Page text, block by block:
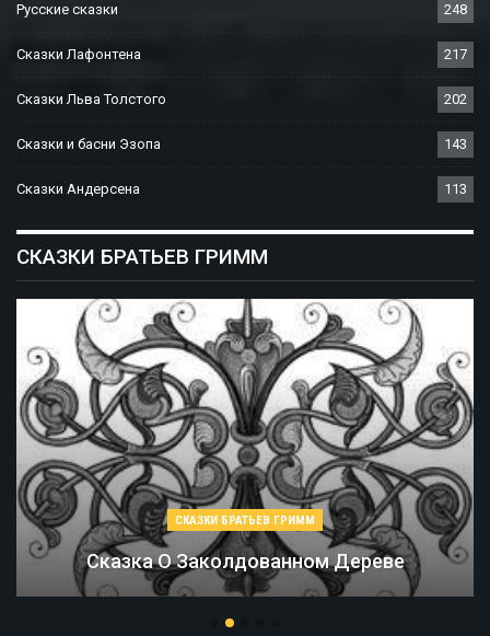
Русские сказки 248
Сказки Лафонтена 217
Сказки Льва Толстого 202
Сказки и басни Эзопа 143
Сказки Андерсена 113
СКАЗКИ БРАТЬЕВ ГРИММ
СКАЗКИ БРАТЬЕВ ГРИММ
Соломинка, Уголь И Боб